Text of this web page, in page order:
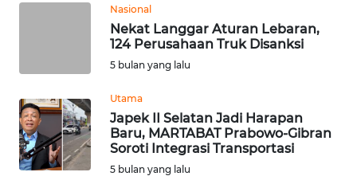
Nasional
Nekat Langgar Aturan Lebaran,
124 Perusahaan Truk Disanksi
5 bulan yang lalu
Utama
Japek II Selatan Jadi Harapan
Baru, MARTABAT Prabowo-Gibran
Soroti Integrasi Transportasi
5 bulan yang lalu
WN
WN
JABAR